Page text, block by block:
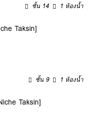
ชั้น 14
1 ห้องน้ำ
Taksin]
ชั้น 9
1 ห้องน้ำ
Taksin]